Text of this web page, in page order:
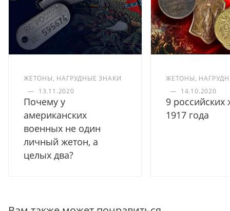
ЖЕТОНЫ, НАГРУДНЫЕ ЗНАКИ
— 13.11.2020
Почему у
американских
военных не один
личный жетон, а
целых два?
ЖЕТОНЫ,
— 14.10.2020
9 российских
1917 года